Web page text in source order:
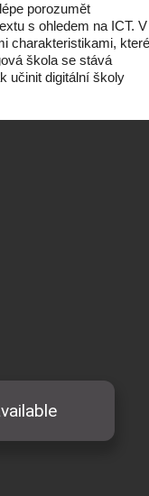
porozumět
s ohledem na ICT. V
charakteristikami, které
škola se stává
učinit digitální školy